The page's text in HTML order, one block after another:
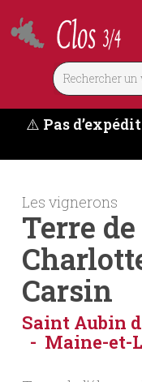
to
main
⚠️ Pas
Les vignerons
Terre de
Carsin
Saint Aubin
Maine-et-